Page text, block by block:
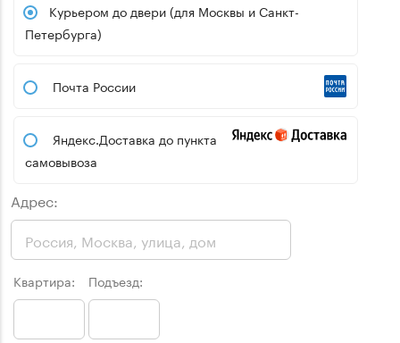
Курьером до двери (для Москвы и Санкт-
Петербурга)
Почта России
Яндекс.Доставка до пункта
самовывоза
Адрес:
Квартира: Подъезд: